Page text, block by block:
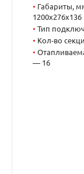
• Габариты,
1200x276x136
• Тип
• Кол-во
•
— 16